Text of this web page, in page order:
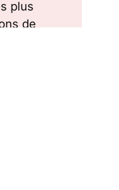
plus